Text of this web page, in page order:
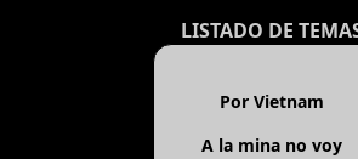
LISTADO DE
Por Vietnam
A la mina no voy